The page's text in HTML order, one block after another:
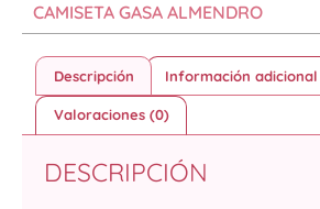
CAMISETA GASA ALMENDRO
Descripción Información adicional
Valoraciones (0)
DESCRIPCIÓN